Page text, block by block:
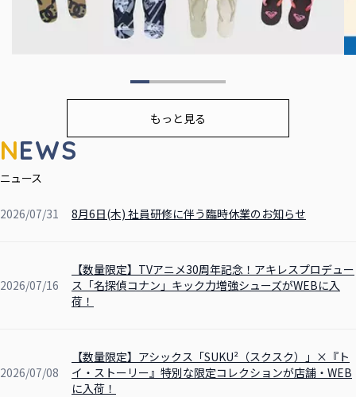
もっと見る
8月6日(木) 社員研修に伴う臨時休業のお知らせ
2026/07/31
【数量限定】TVアニメ30周年記念！アキレスプロデュー
ス「名探偵コナン」キック力増強シューズがWEBに入
荷！
2026/07/16
【数量限定】アシックス「SUKU²（スクスク）」×『ト
イ・ストーリー』特別な限定コレクションが店舗・WEB
に入荷！
2026/07/08